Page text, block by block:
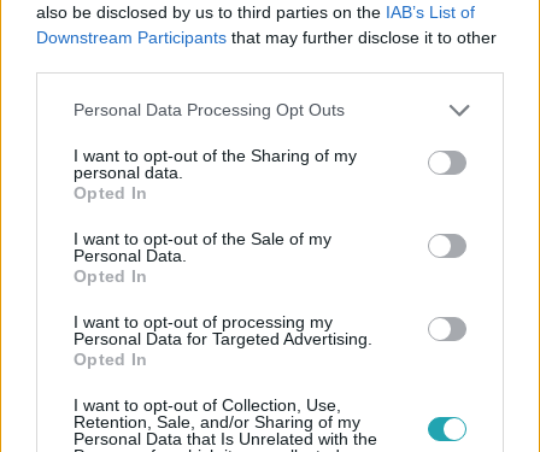
also be disclosed by us to third parties on the IAB’s List of
Downstream Participants that may further disclose it to other
Please note that this website/app uses one or more Google
not limited to your visit or usage behaviour. You may click to
grant or deny consent to Google and its third-party tags to
use your data for below specified purposes in below Google
consent section.
Personal Data Processing Opt Outs
I want to opt-out of the Sharing of my
personal data.
Opted In
I want to opt-out of the Sale of my
Personal Data.
Opted In
I want to opt-out of processing my
Personal Data for Targeted Advertising.
Opted In
I want to opt-out of Collection, Use,
Retention, Sale, and/or Sharing of my
Personal Data that Is Unrelated with the
Kövess minket, és értesülj a friss hírekről a
Facebookon is!
Követem
CSILLAG SZÜLETIK # CSILLAG SZÜLETIK 2025
KÖLLŐ BABETT
BULVÁR #ZSŰRIK